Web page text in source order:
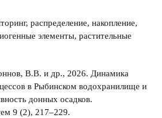
распределение, накопление,
элементы, растительные
В.В. и др., 2026. Динамика
в Рыбинском водохранилище и
донных осадков.
9 (2), 217–229.